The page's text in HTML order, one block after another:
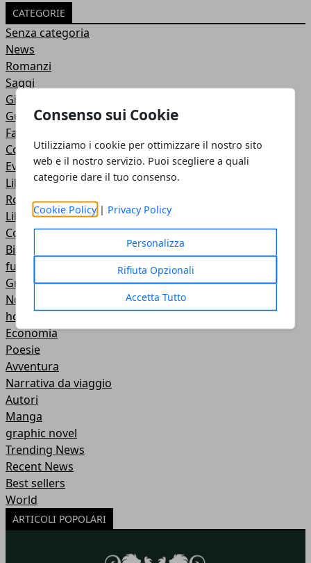
Consenso sui Cookie
Utilizziamo i cookie per ottimizzare il nostro sito
web e il nostro servizio. Puoi scegliere a quali
categorie dare il tuo consenso.
Cookie Policy | Privacy Policy
Personalizza
Rifiuta Opzionali
Accetta Tutto
CATEGORIE
Senza categoria
News
Romanzi
Saggi
Gialli
Guide
Fantasy
Concorsi Letterari
Eventi
Libri di Marketing
Romantici
Libri per bambini
Comici
Biografie
fumetti
Grandi Classici
Non solo libri
horror
Economia
Poesie
Avventura
Narrativa da viaggio
Autori
Manga
graphic novel
Trending News
Recent News
Best sellers
World
ARTICOLI POPOLARI